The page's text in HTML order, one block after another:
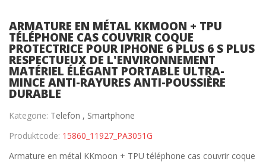
ARMATURE EN MÉTAL KKMOON + TPU
TÉLÉPHONE CAS COUVRIR COQUE
PROTECTRICE POUR IPHONE 6 PLUS 6 S PLUS
RESPECTUEUX DE L'ENVIRONNEMENT
MATÉRIEL ÉLÉGANT PORTABLE ULTRA-
MINCE ANTI-RAYURES ANTI-POUSSIÈRE
DURABLE
Kategorie: Telefon , Smartphone
Produktcode: 15860_11927_PA3051G
Armature en métal KKmoon + TPU téléphone cas couvrir coque